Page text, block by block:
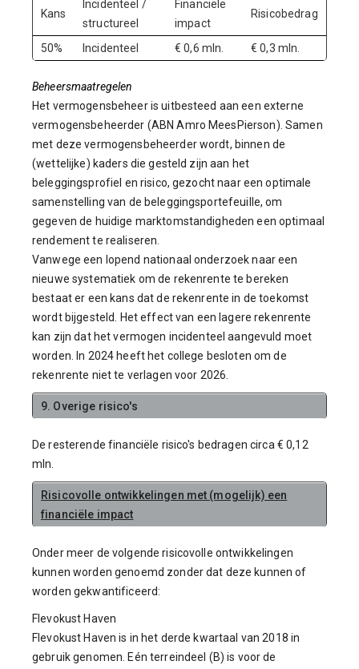
Kans
Incidenteel /
structureel
Financiële
impact
Risicobedrag
50% Incidenteel € 0,6 mln. € 0,3 mln.
Beheersmaatregelen
Het vermogensbeheer is uitbesteed aan een externe
vermogensbeheerder (ABN Amro MeesPierson). Samen
met deze vermogensbeheerder wordt, binnen de
(wettelijke) kaders die gesteld zijn aan het
beleggingsprofiel en risico, gezocht naar een optimale
samenstelling van de beleggingsportefeuille, om
gegeven de huidige marktomstandigheden een optimaal
rendement te realiseren.
Vanwege een lopend nationaal onderzoek naar een
nieuwe systematiek om de rekenrente te bereken
bestaat er een kans dat de rekenrente in de toekomst
wordt bijgesteld. Het effect van een lagere rekenrente
kan zijn dat het vermogen incidenteel aangevuld moet
worden. In 2024 heeft het college besloten om de
rekenrente niet te verlagen voor 2026.
9. Overige risico's
De resterende financiële risico's bedragen circa € 0,12
mln.
Risicovolle ontwikkelingen met (mogelijk) een
financiële impact
Onder meer de volgende risicovolle ontwikkelingen
kunnen worden genoemd zonder dat deze kunnen of
worden gekwantificeerd:
Flevokust Haven
Flevokust Haven is in het derde kwartaal van 2018 in
gebruik genomen. Eén terreindeel (B) is voor de